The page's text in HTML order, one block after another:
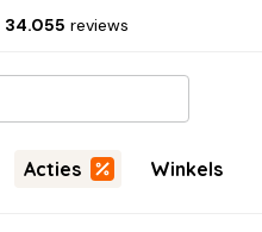
34.055 reviews
Acties Winkels